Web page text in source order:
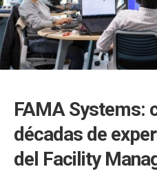
FAMA Systems:
décadas de
del Facility